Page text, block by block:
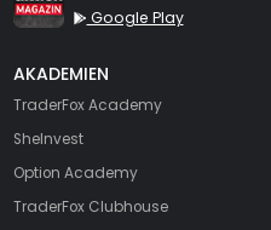
Google Play
AKADEMIEN
TraderFox Academy
SheInvest
Option Academy
TraderFox Clubhouse